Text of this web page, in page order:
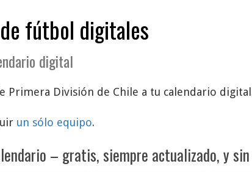
fútbol digitales
digital
Primera División de Chile a tu calendario
un sólo equipo.
– gratis, siempre actualizado, y